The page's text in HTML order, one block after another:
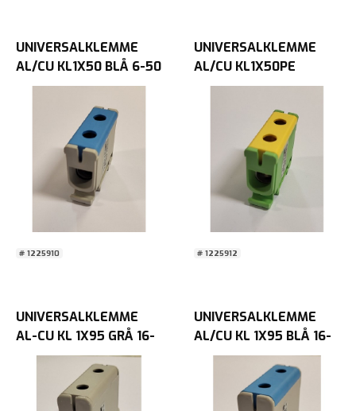
UNIVERSALKLEMME
AL/CU KL1X50 BLÅ 6-50
# 1225910
UNIVERSALKLEMME
AL/CU KL1X50PE
GulGrønn 6-50 50/1
# 1225912
UNIVERSALKLEMME
AL-CU KL 1X95 GRÅ 16-
UNIVERSALKLEMME
AL/CU KL 1X95 BLÅ 16-